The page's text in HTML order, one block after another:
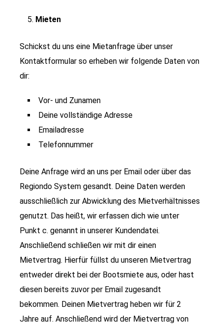
Mieten
Schickst du uns eine Mietanfrage über unser
Kontaktformular so erheben wir folgende Daten von
dir:
Vor- und Zunamen
Deine vollständige Adresse
Emailadresse
Telefonnummer
Deine Anfrage wird an uns per Email oder über das
Regiondo System gesandt. Deine Daten werden
ausschließlich zur Abwicklung des Mietverhältnisses
genutzt. Das heißt, wir erfassen dich wie unter
Punkt c. genannt in unserer Kundendatei.
Anschließend schließen wir mit dir einen
Mietvertrag. Hierfür füllst du unseren Mietvertrag
entweder direkt bei der Bootsmiete aus, oder hast
diesen bereits zuvor per Email zugesandt
bekommen. Deinen Mietvertrag heben wir für 2
Jahre auf. Anschließend wird der Mietvertrag von